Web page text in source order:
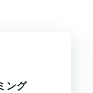
ング